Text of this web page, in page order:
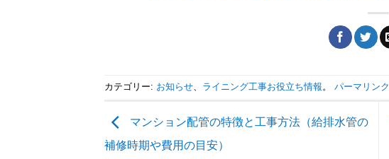
カテゴリー: お知らせ、 ライニング工事お役立ち情報。 パーマリンク
マンション配管の特徴と工事方法（給排水管の
補修時期や費用の目安）